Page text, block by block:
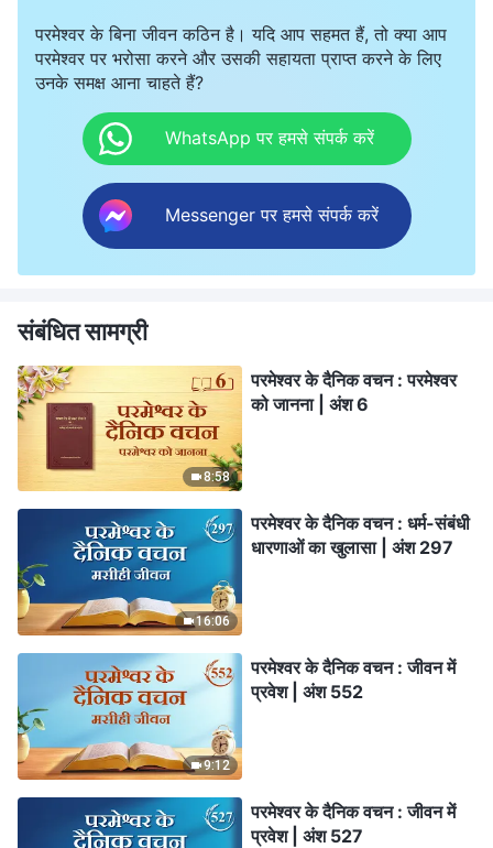
परमेश्वर के बिना जीवन कठिन है। यदि आप सहमत हैं, तो क्या आप
परमेश्वर पर भरोसा करने और उसकी सहायता प्राप्त करने के लिए
उनके समक्ष आना चाहते हैं?
WhatsApp पर हमसे संपर्क करें
Messenger पर हमसे संपर्क करें
संबंधित सामग्री
8:58
परमेश्वर के दैनिक वचन : परमेश्वर
को जानना | अंश 6
16:06
परमेश्वर के दैनिक वचन : धर्म-संबंधी
धारणाओं का खुलासा | अंश 297
9:12
परमेश्वर के दैनिक वचन : जीवन में
प्रवेश | अंश 552
परमेश्वर के दैनिक वचन : जीवन में
प्रवेश | अंश 527